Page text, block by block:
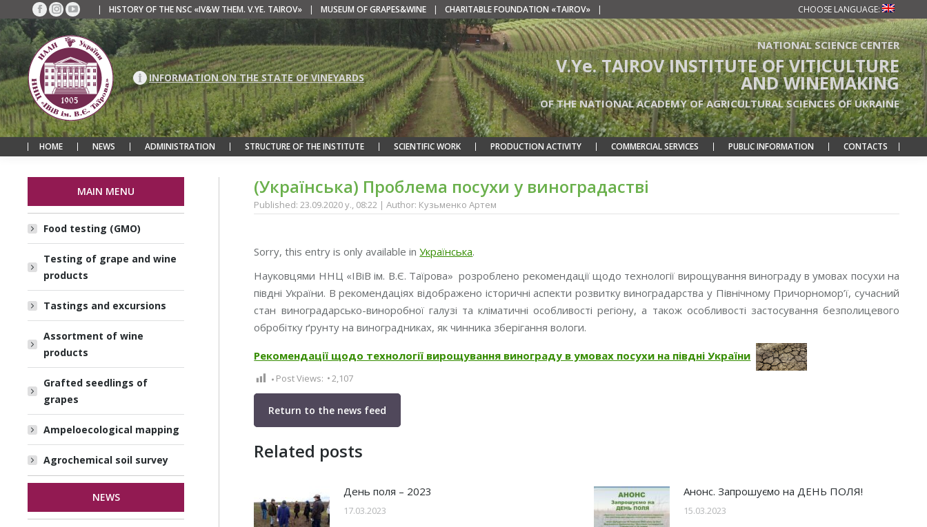
Facebook
page
opens
in
new
window
Instagram
page
opens
in
new
window
YouTube
page
opens
in
new
window
| HISTORY OF THE NSC «IV&W THEM. V.YE. TAIROV» | MUSEUM OF GRAPES&WINE | CHARITABLE FOUNDATION «TAIROV» | CHOOSE LANGUAGE:
INFORMATION ON THE STATE OF VINEYARDS
NATIONAL SCIENCE CENTER
V.Ye. TAIROV INSTITUTE OF VITICULTURE
AND WINEMAKING
OF THE NATIONAL ACADEMY OF AGRICULTURAL SCIENCES OF UKRAINE
HOME NEWS ADMINISTRATION STRUCTURE OF THE INSTITUTE SCIENTIFIC WORK PRODUCTION ACTIVITY COMMERCIAL SERVICES PUBLIC INFORMATION CONTACTS
(Українська) Проблема посухи у виноградастві
Published: 23.09.2020 y., 08:22 | Author: Кузьменко Артем
Sorry, this entry is only available inУкраїнська.
Науковцями ННЦ «ІВіВ ім. В.Є. Таїрова» розроблено рекомендації щодо технології вирощування винограду в умовах посухи на
півдні України. В рекомендаціях відображено історичні аспекти розвитку виноградарства у Північному Причорномор’ї, сучасний
стан виноградарсько-виноробної галузі та кліматичні особливості регіону, а також особливості застосування безполицевого
обробітку ґрунту на виноградниках, як чинника зберігання вологи.
Рекомендації щодо технології вирощування винограду в умовах посухи на півдні України
Post Views: 2,107
Return to the news feed
Related posts
День поля – 2023
17.03.2023
Анонс. Запрошуємо на ДЕНЬ ПОЛЯ!
15.03.2023
MAIN MENU
Food testing (GMO)
Testing of grape and wine
products
Tastings and excursions
Assortment of wine
products
Grafted seedlings of
grapes
Ampeloecological mapping
Agrochemical soil survey
NEWS